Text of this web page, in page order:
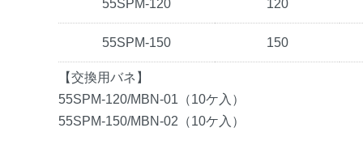
55SPM-120 120
55SPM-150 150
【交換用バネ】
55SPM-120/MBN-01（10ケ入）
55SPM-150/MBN-02（10ケ入）